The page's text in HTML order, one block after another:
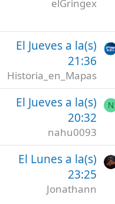
elGringex
El Jueves a la(s)
21:36
Historia_en_Mapas
El Jueves a la(s)
20:32
nahu0093
N
El Lunes a la(s)
23:25
Jonathann